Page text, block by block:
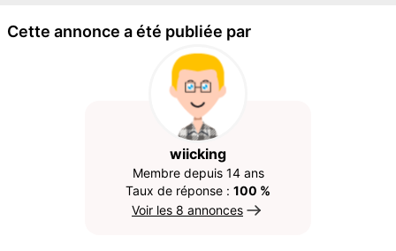
Cette annonce a été publiée par
wiicking
Membre depuis 14 ans
Taux de réponse : 100 %
Voir les 8 annonces